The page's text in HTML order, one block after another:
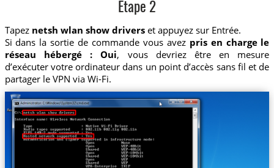
Etape 2
Tapez netsh wlan show driverset appuyez sur Entrée.
Si dans la sortie de commande vous avez pris en charge le
réseau hébergé : Oui, vous devriez être en mesure
d’exécuter votre ordinateur dans un point d’accès sans fil et de
partager le VPN via Wi-Fi.